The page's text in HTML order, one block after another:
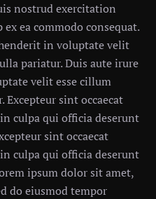
nostrud exercitation
ea commodo consequat.
in voluptate velit
pariatur. Duis aute irure
velit esse cillum
sint occaecat
culpa qui officia deserunt
sint occaecat
culpa qui officia deserunt
ipsum dolor sit amet,
do eiusmod tempor